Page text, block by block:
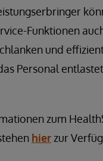
Funktionen
und
Personal
zum
hier zur